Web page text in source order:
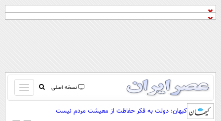
نسخه اصلی
باز
و
صفحه اول کیهان: دولت به فکر حفاظت از معیشت مردم نیست